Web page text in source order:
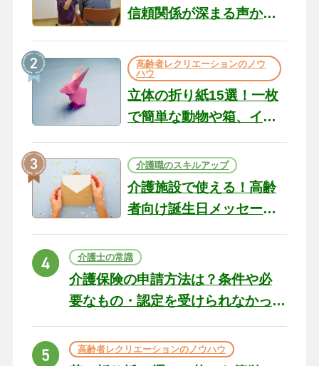
信頼関係が深まる声かけ
の現場から（22）
高齢者レクリエーションのノウ
ハウ
立体の折り紙15選！一枚
で簡単な動物や箱、イン
介護職のスキルアップ
介護施設で使える！高齢
者向け誕生日メッセージ
ト
介護士の常識
介護保険の申請方法は？条件や必
要なもの・認定を受けられなかっ
高齢者レクリエーションのノウハウ